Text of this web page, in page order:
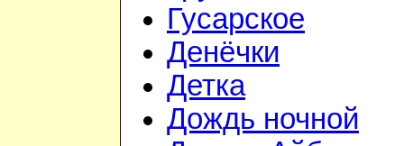
Гусарское
Денёчки
Детка
Дождь ночной